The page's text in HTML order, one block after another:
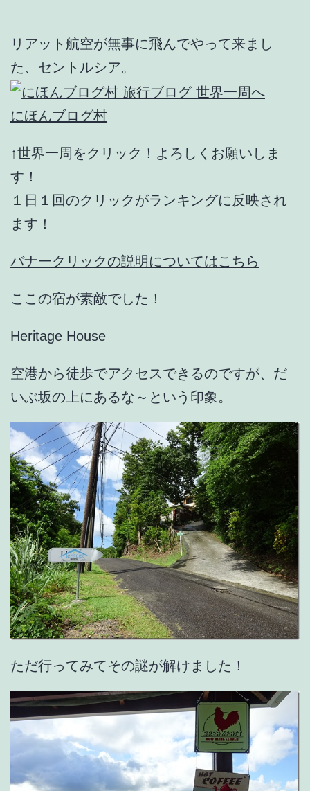
リアット航空が無事に飛んでやって来まし
た、セントルシア。
にほんブログ村
↑世界一周をクリック！よろしくお願いしま
す！
１日１回のクリックがランキングに反映され
ます！
バナークリックの説明についてはこちら
ここの宿が素敵でした！
Heritage House
空港から徒歩でアクセスできるのですが、だ
いぶ坂の上にあるな～という印象。
ただ行ってみてその謎が解けました！